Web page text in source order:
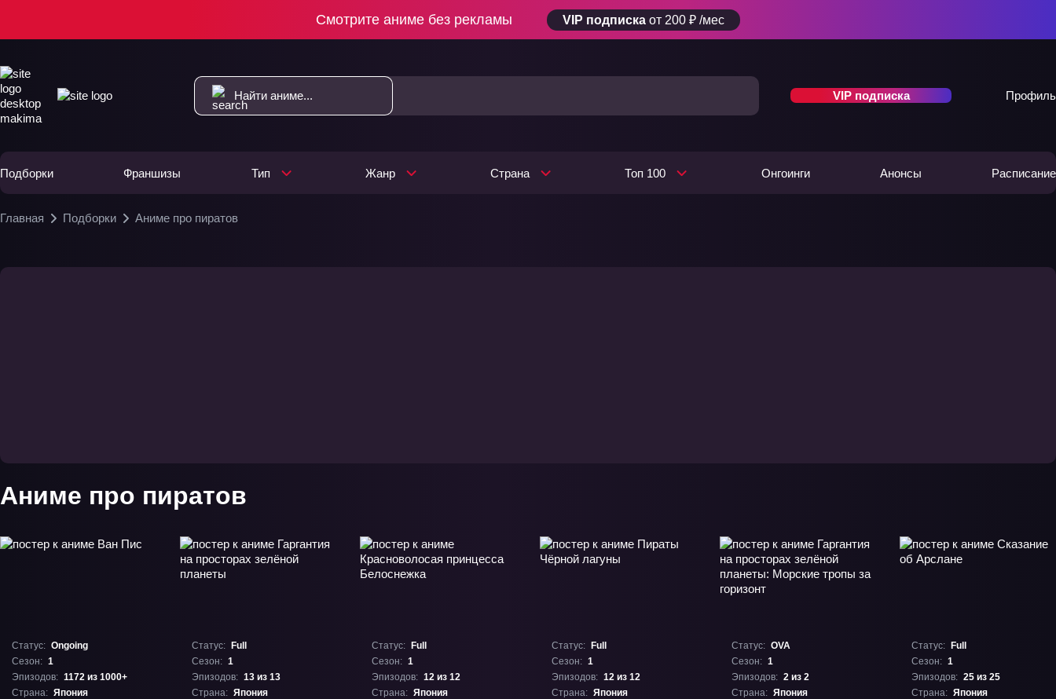
Смотрите аниме без рекламы VIP подписка от 200 ₽ /мес
VIP подписка Профиль
Подборки Франшизы Тип Жанр Страна Топ 100 Онгоинги Анонсы Расписание
Главная Подборки Аниме про пиратов
Аниме про пиратов
Статус: Ongoing
Сезон: 1
Эпизодов: 1172 из 1000+
Страна: Япония
Статус:
Full
Сезон: 1
Эпизодов: 13 из 13
Страна: Япония
Статус:
Full
Сезон: 1
Эпизодов: 12 из 12
Страна: Япония
Статус:
Full
Сезон: 1
Эпизодов: 12 из 12
Страна: Япония
Статус: OVA
Сезон: 1
Эпизодов: 2 из 2
Страна: Япония
Статус:
Full
Сезон: 1
Эпизодов: 25 из 25
Страна: Япония